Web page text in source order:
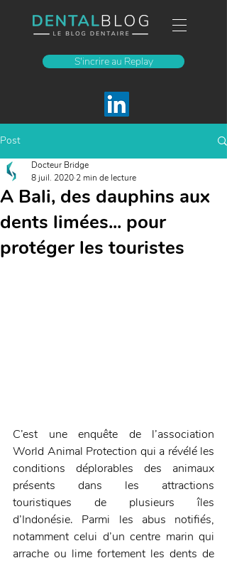
S'incrire au Replay
Post
A Bali, des dauphins aux
dents limées... pour
protéger les touristes
Docteur Bridge
8 juil. 2020 2 min de lecture
C’est une enquête de l’association
World Animal Protection qui a révélé les
conditions déplorables des animaux
présents dans les attractions
touristiques de plusieurs îles
d’Indonésie. Parmi les abus notifiés,
notamment celui d’un centre marin qui
arrache ou lime fortement les dents de